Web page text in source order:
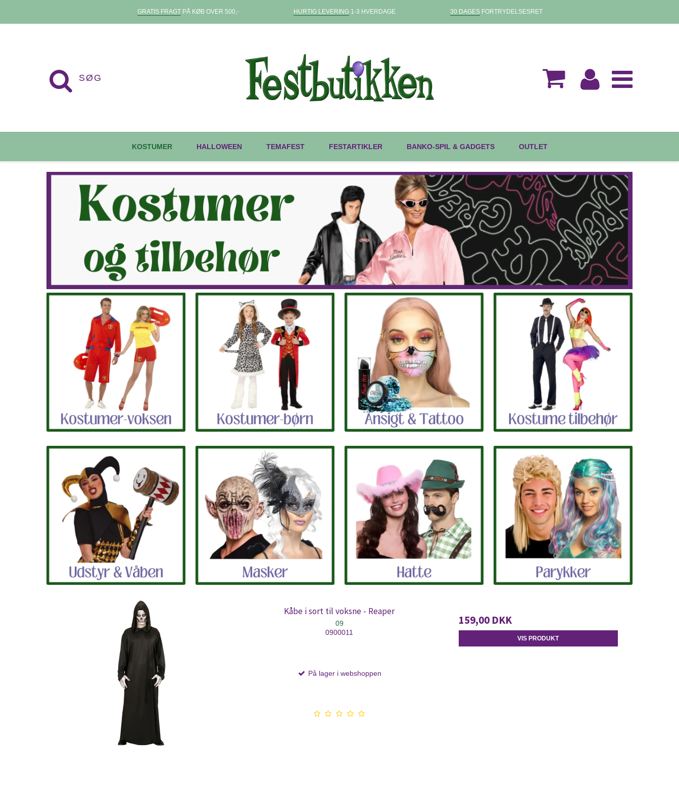
GRATIS FRAGTPÅ KØB OVER 500,- HURTIG LEVERING1-3 HVERDAGE 30 DAGESFORTRYDELSESRET
KOSTUMER HALLOWEEN TEMAFEST FESTARTIKLER BANKO-SPIL & GADGETS OUTLET
Kåbe i sort til voksne - Reaper
09
0900011
På lager i webshoppen
159,00 DKK
VIS PRODUKT